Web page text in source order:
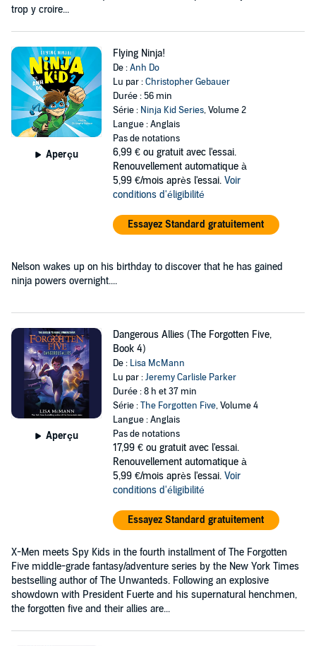
trop y croire...
Aperçu
Flying Ninja!
De :Anh Do
Lu par :Christopher Gebauer
Durée : 56 min
Série : Ninja Kid Series, Volume 2
Langue : Anglais
Pas de notations
6,99 € ou gratuit avec l'essai.
Renouvellement automatique à
5,99 €/mois après l'essai. Voir
conditions d'éligibilité
Essayez Standard gratuitement
Nelson wakes up on his birthday to discover that he has gained
ninja powers overnight....
Aperçu
Dangerous Allies (The Forgotten Five,
Book 4)
De : Lisa McMann
Lu par :Jeremy Carlisle Parker
Durée : 8 h et 37 min
Série :The Forgotten Five, Volume 4
Langue : Anglais
Pas de notations
17,99 € ou gratuit avec l'essai.
Renouvellement automatique à
5,99 €/mois après l'essai. Voir
conditions d'éligibilité
Essayez Standard gratuitement
X-Men meets Spy Kids in the fourth installment of The Forgotten
Five middle-grade fantasy/adventure series by the New York Times
bestselling author of The Unwanteds. Following an explosive
showdown with President Fuerte and his supernatural henchmen,
the forgotten five and their allies are...